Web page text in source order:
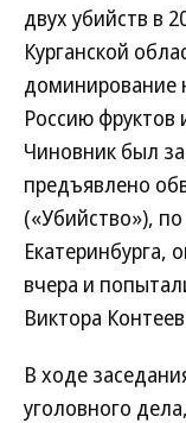
двух убийств в
Курганской
доминирование
Россию
Чиновник был
предъявлено
(«Убийство»),
Екатеринбурга,
вчера и
Виктора
В ходе
уголовного